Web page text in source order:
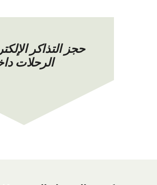
حجز التذاكر
الرحلات